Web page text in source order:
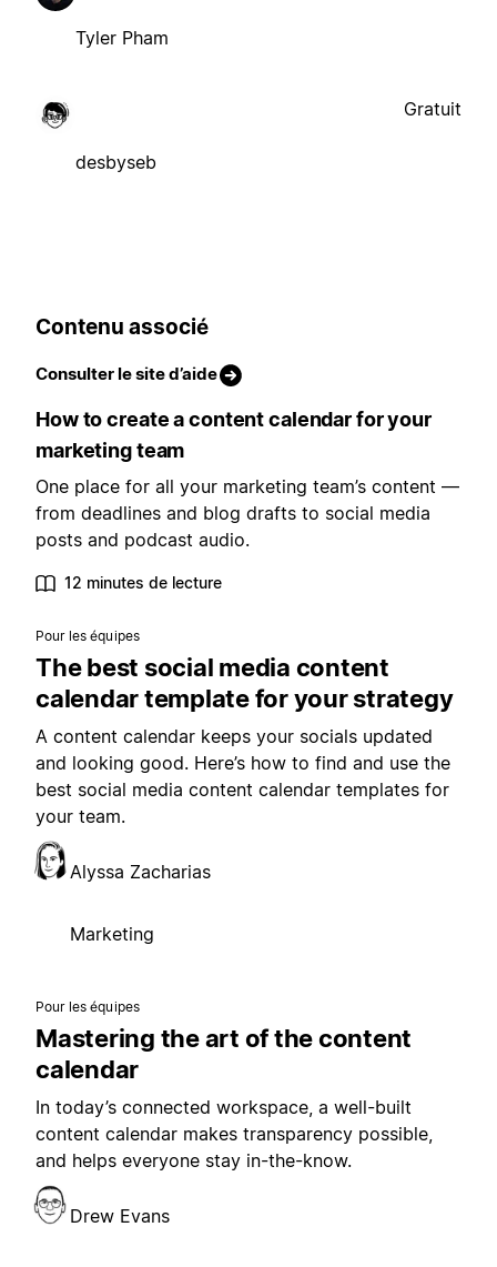
Tyler Pham
desbyseb
Gratuit
Contenu associé
Consulter le site d’aide
How to create a content calendar for your
marketing team
One place for all your marketing team’s content —
from deadlines and blog drafts to social media
posts and podcast audio.
12 minutes de lecture
Pour les équipes
The best social media content
calendar template for your strategy
A content calendar keeps your socials updated
and looking good. Here’s how to find and use the
best social media content calendar templates for
your team.
Alyssa Zacharias
Marketing
Pour les équipes
Mastering the art of the content
calendar
In today’s connected workspace, a well-built
content calendar makes transparency possible,
and helps everyone stay in-the-know.
Drew Evans